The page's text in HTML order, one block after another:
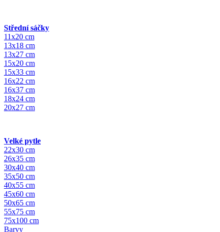
Střední sáčky
11x20 cm
13x18 cm
13x27 cm
15x20 cm
15x33 cm
16x22 cm
16x37 cm
18x24 cm
20x27 cm
Velké pytle
22x30 cm
26x35 cm
30x40 cm
35x50 cm
40x55 cm
45x60 cm
50x65 cm
55x75 cm
75x100 cm
Barvy